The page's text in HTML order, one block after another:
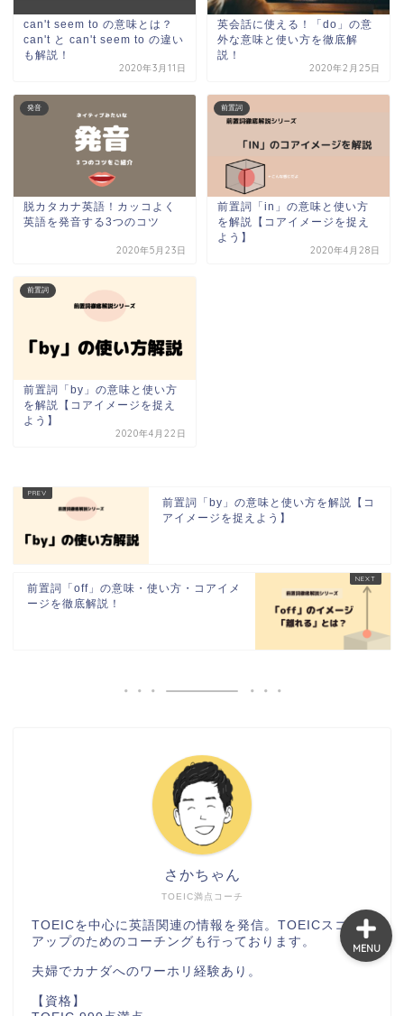
can't seem to の意味とは？
can't と can't seem to の違い
も解説！
2020年3月11日
英会話に使える！「do」の意
外な意味と使い方を徹底解
説！
2020年2月25日
発音
脱カタカナ英語！カッコよく
英語を発音する3つのコツ
2020年5月23日
前置詞
前置詞「in」の意味と使い方
を解説【コアイメージを捉え
よう】
2020年4月28日
前置詞
前置詞「by」の意味と使い方
を解説【コアイメージを捉え
よう】
2020年4月22日
前置詞「by」の意味と使い方を解説【コ
アイメージを捉えよう】
前置詞「off」の意味・使い方・コアイメ
ージを徹底解説！
TOEIC満点コーチ
さかちゃん
TOEICを中心に英語関連の情報を発信。TOEICスコア
アップのためのコーチングも行っております。
夫婦でカナダへのワーホリ経験あり。
【資格】
MENU
洋画・海外ドラマ